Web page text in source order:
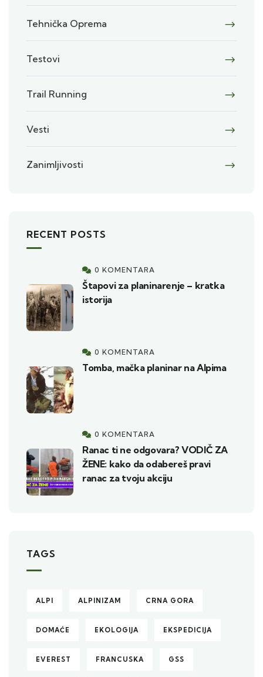
Tehnička Oprema
Testovi
Trail Running
Vesti
Zanimljivosti
RECENT POSTS
0 KOMENTARA
Štapovi za planinarenje – kratka
istorija
0 KOMENTARA
Tomba, mačka planinar na Alpima
0 KOMENTARA
Ranac ti ne odgovara? VODIČ ZA
ŽENE: kako da odabereš pravi
ranac za tvoju akciju
TAGS
ALPI ALPINIZAM CRNA GORA
DOMAĆE EKOLOGIJA EKSPEDICIJA
EVEREST FRANCUSKA GSS